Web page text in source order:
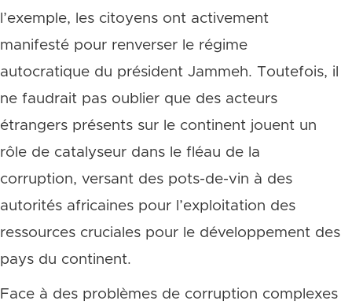
l’exemple, les citoyens ont activement
manifesté pour renverser le régime
autocratique du président Jammeh. Toutefois, il
ne faudrait pas oublier que des acteurs
étrangers présents sur le continent jouent un
rôle de catalyseur dans le fléau de la
corruption, versant des pots-de-vin à des
autorités africaines pour l’exploitation des
ressources cruciales pour le développement des
pays du continent.
Face à des problèmes de corruption complexes